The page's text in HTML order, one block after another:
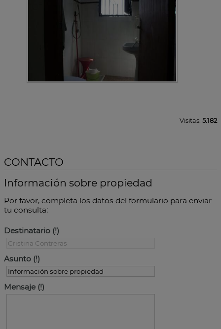
Visitas: 5.182
CONTACTO
Información sobre propiedad
Por favor, completa los datos del formulario para enviar
tu consulta:
Destinatario
Asunto
Mensaje